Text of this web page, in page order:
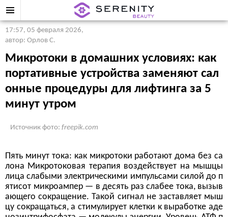
17:57, 05 февраля 2026,
автор: Орлов С.
Микротоки в домашних условиях: как
портативные устройства заменяют сал
онные процедуры для лифтинга за 5
минут утром
Источник фото: freepik.com
Пять минут тока: как микротоки работают дома без са
лона Микротоковая терапия воздействует на мышцы
лица слабыми электрическими импульсами силой до п
ятисот микроампер — в десять раз слабее тока, вызыв
ающего сокращение. Такой сигнал не заставляет мыш
цу сокращаться, а стимулирует клетки к выработке аде